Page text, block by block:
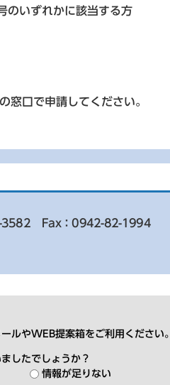
のいずれかに該当する方
窓口で申請してください。
3582 Fax：0942-82-1994
ルやWEB提案箱をご利用ください。
したでしょうか？
情報が足りない